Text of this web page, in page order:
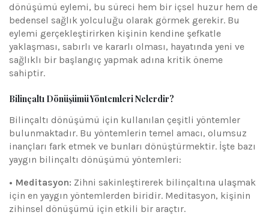
dönüşümü eylemi, bu süreci hem bir içsel huzur hem de
bedensel sağlık yolculuğu olarak görmek gerekir. Bu
eylemi gerçekleştirirken kişinin kendine şefkatle
yaklaşması, sabırlı ve kararlı olması, hayatında yeni ve
sağlıklı bir başlangıç yapmak adına kritik öneme
sahiptir.
Bilinçaltı Dönüşümü Yöntemleri Nelerdir?
Bilinçaltı dönüşümü için kullanılan çeşitli yöntemler
bulunmaktadır. Bu yöntemlerin temel amacı, olumsuz
inançları fark etmek ve bunları dönüştürmektir. İşte bazı
yaygın bilinçaltı dönüşümü yöntemleri:
• Meditasyon: Zihni sakinleştirerek bilinçaltına ulaşmak
için en yaygın yöntemlerden biridir. Meditasyon, kişinin
zihinsel dönüşümü için etkili bir araçtır.